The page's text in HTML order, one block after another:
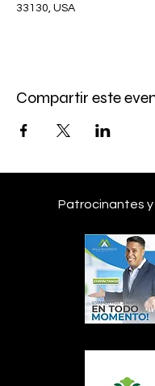
33130, USA
Compartir este
Patrocinantes y